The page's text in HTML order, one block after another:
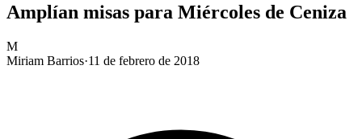
Amplían misas para Miércoles de Ceniza
M
Miriam Barrios·11 de febrero de 2018